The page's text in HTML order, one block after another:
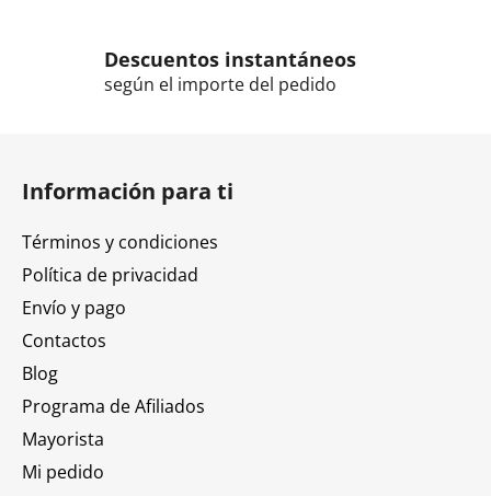
Descuentos instantáneos
según el importe del pedido
Información para ti
Términos y condiciones
Política de privacidad
Envío y pago
Contactos
Blog
Programa de Afiliados
Mayorista
Mi pedido